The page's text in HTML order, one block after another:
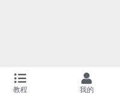
教程 我的